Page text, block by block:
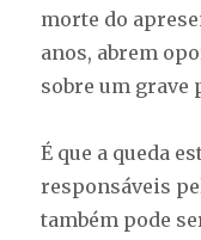
morte do
anos, abrem
sobre um grave
É que a queda
responsáveis
também pode